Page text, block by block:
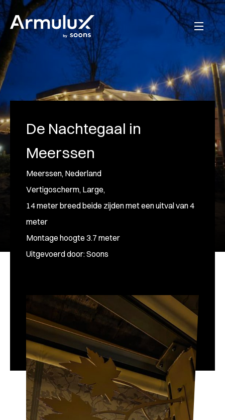
De Nachtegaal in
Meerssen
Meerssen, Nederland
Vertigoscherm, Large,
14 meter breed beide zijden met een uitval van 4
meter
Montage hoogte 3.7 meter
Uitgevoerd door: Soons